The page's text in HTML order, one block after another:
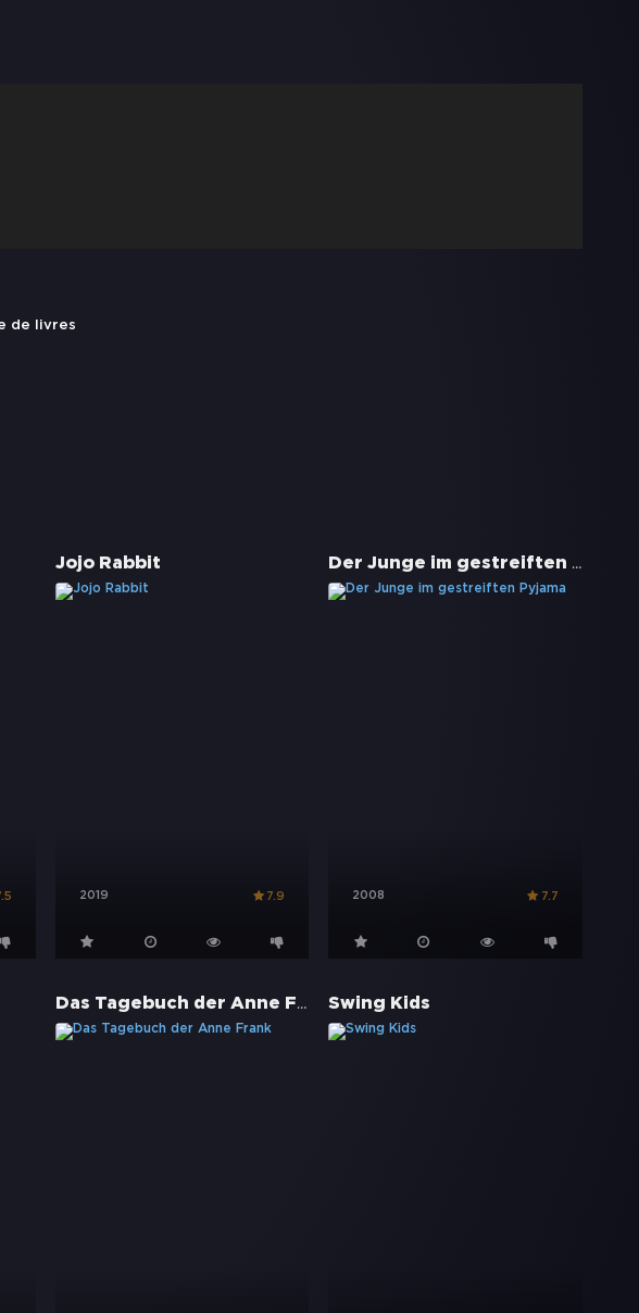
de livres
Jojo Rabbit
2019 7.9
Der Junge im gestreiften Pyjama
2008 7.7
Das Tagebuch der Anne Frank Swing Kids